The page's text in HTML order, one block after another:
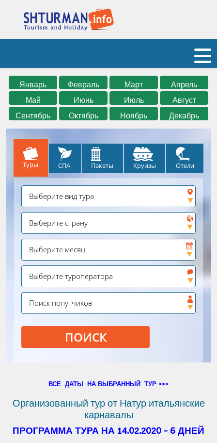
Январь Февраль Март
Апрель
Май
Июнь Июль
Август
Сентябрь
Октябрь Ноябрь Декабрь
Туры СПА Пакеты Круизы Отели
ПОИСК
ВСЕ ДАТЫ НА ВЫБРАННЫЙ ТУР >>>
Организованный тур от Натур итальянские
карнавалы
ПРОГРАММА ТУРА НА 14.02.2020 - 6 ДНЕЙ